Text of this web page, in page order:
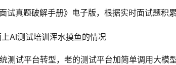
试真题破解手册》电子版，根据实时面试题积累
AI测试培训浑水摸鱼的情况
测试平台转型，老的测试平台加简单调用大模